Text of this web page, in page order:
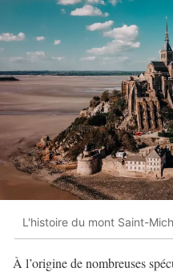
L'histoire du mont Saint-
À l’origine de nombreuses